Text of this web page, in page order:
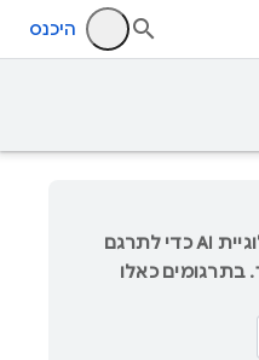
היכנס
‫Google משתמשת בטכנולוגיית AI כדי לתרגם
בתרגומים כאלו